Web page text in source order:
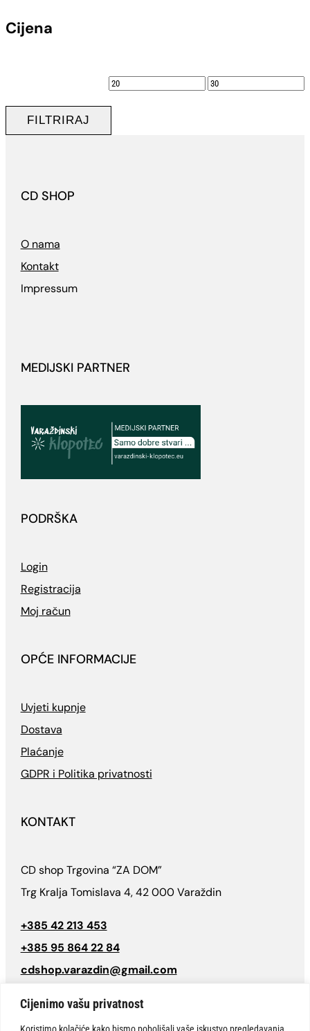
Cijenimo vašu privatnost
Koristimo kolačiće kako bismo poboljšali vaše iskustvo pregledavanja,
Cijena
Min
cijena
Maks
FILTRIRAJ
CD SHOP
O nama
Kontakt
Impressum
MEDIJSKI PARTNER
PODRŠKA
Login
Registracija
Moj račun
OPĆE INFORMACIJE
Uvjeti kupnje
Dostava
Plaćanje
GDPR i Politika privatnosti
KONTAKT
CD shop Trgovina “ZA DOM”
Trg Kralja Tomislava 4, 42 000 Varaždin
+385 42 213 453
+385 95 864 22 84
cdshop.varazdin@gmail.com
Follow